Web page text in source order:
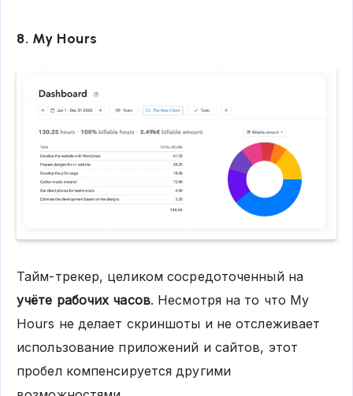
8. My Hours
Тайм-трекер, целиком сосредоточенный на
учёте рабочих часов. Несмотря на то что My
Hours не делает скриншоты и не отслеживает
использование приложений и сайтов, этот
пробел компенсируется другими